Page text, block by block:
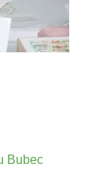
Bubec